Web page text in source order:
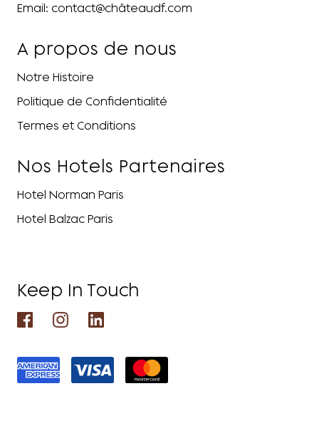
Email: contact@châteaudf.com
A propos de nous
Notre Histoire
Politique de Confidentialité
Termes et Conditions
Nos Hotels Partenaires
Hotel Norman Paris
Hotel Balzac Paris
Keep In Touch